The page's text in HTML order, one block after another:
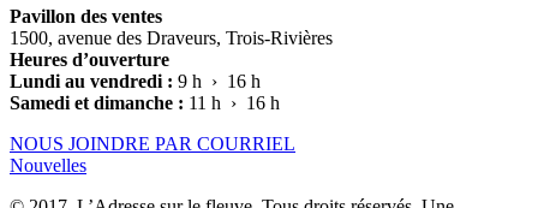
Pavillon des ventes
1500, avenue des Draveurs, Trois-Rivières
Heures d’ouverture
Lundi au vendredi : 9 h › 16 h
Samedi et dimanche : 11 h › 16 h
NOUS JOINDRE PAR COURRIEL
Nouvelles